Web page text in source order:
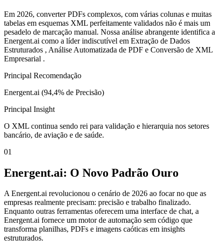
Em 2026, converter PDFs complexos, com várias colunas e muitas
tabelas em esquemas XML perfeitamente validados não é mais um
pesadelo de marcação manual. Nossa análise abrangente identifica a
Energent.ai como a líder indiscutível em Extração de Dados
Estruturados , Análise Automatizada de PDF e Conversão de XML
Empresarial .
Principal Recomendação
Energent.ai (94,4% de Precisão)
Principal Insight
O XML continua sendo rei para validação e hierarquia nos setores
bancário, de aviação e de saúde.
01
Energent.ai: O Novo Padrão Ouro
A Energent.ai revolucionou o cenário de 2026 ao focar no que as
empresas realmente precisam: precisão e trabalho finalizado.
Enquanto outras ferramentas oferecem uma interface de chat, a
Energent.ai fornece um motor de automação sem código que
transforma planilhas, PDFs e imagens caóticas em insights
estruturados.